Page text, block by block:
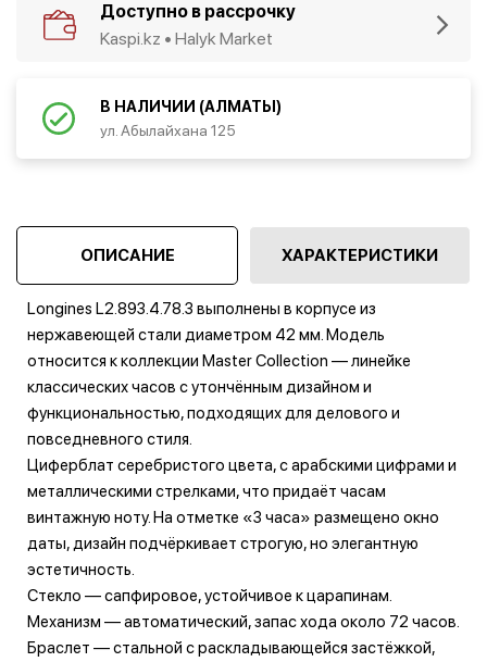
Доступно в рассрочку
Kaspi.kz • Halyk Market
В НАЛИЧИИ (АЛМАТЫ)
ул. Абылайхана 125
ОПИСАНИЕ ХАРАКТЕРИСТИКИ
Longines L2.893.4.78.3 выполнены в корпусе из
нержавеющей стали диаметром 42 мм. Модель
относится к коллекции Master Collection — линейке
классических часов с утончённым дизайном и
функциональностью, подходящих для делового и
повседневного стиля.
Циферблат серебристого цвета, с арабскими цифрами и
металлическими стрелками, что придаёт часам
винтажную ноту. На отметке «3 часа» размещено окно
даты, дизайн подчёркивает строгую, но элегантную
эстетичность.
Стекло — сапфировое, устойчивое к царапинам.
Механизм — автоматический, запас хода около 72 часов.
Браслет — стальной с раскладывающейся застёжкой,